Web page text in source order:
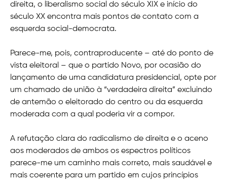
direita, o liberalismo social do século XIX e início do
século XX encontra mais pontos de contato com a
esquerda social-democrata.
Parece-me, pois, contraproducente – até do ponto de
vista eleitoral – que o partido Novo, por ocasião do
lançamento de uma candidatura presidencial, opte por
um chamado de união à “verdadeira direita” excluindo
de antemão o eleitorado do centro ou da esquerda
moderada com a qual poderia vir a compor.
A refutação clara do radicalismo de direita e o aceno
aos moderados de ambos os espectros políticos
parece-me um caminho mais correto, mais saudável e
mais coerente para um partido em cujos princípios